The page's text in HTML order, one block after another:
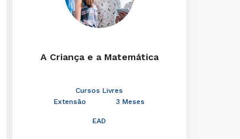
A Criança e a Matemática
Cursos Livres
Extensão
3 Meses
EAD